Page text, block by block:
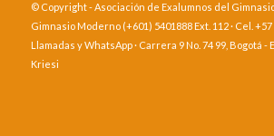
© Copyright - Asociación de Exalumnos del
Gimnasio Moderno (+601) 5401888 Ext. 112 · Cel. +57
Llamadas y WhatsApp · Carrera 9 No. 74 99, Bogotá -
Kriesi